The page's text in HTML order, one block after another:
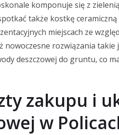
komponuje się z
także kostkę
miejscach ze
nowoczesne rozwiązania
deszczowej do gruntu, co
zakupu i
w